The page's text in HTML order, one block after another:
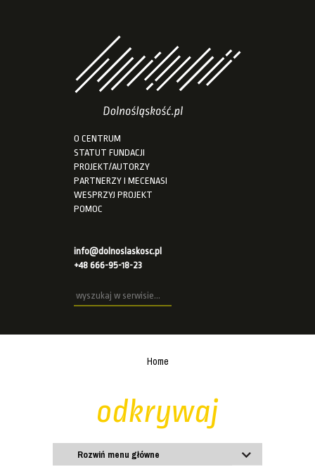
O CENTRUM
STATUT FUNDACJI
PROJEKT/AUTORZY
PARTNERZY I MECENASI
WESPRZYJ PROJEKT
POMOC
info@dolnoslaskosc.pl
+48 666-95-18-23
Home
odkrywaj
Rozwiń menu główne